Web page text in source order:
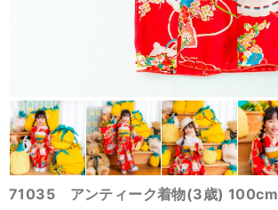
71035 アンティーク着物(3歳) 100cm